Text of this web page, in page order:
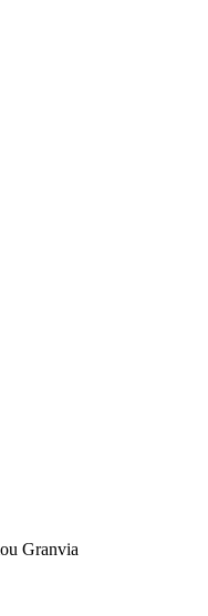
Granvia